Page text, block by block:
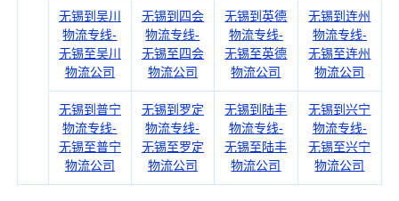
无锡到吴川
物流专线-
无锡至吴川
物流公司
无锡到四会
物流专线-
无锡至四会
物流公司
无锡到英德
物流专线-
无锡至英德
物流公司
无锡到连州
物流专线-
无锡至连州
物流公司
无锡到普宁
物流专线-
无锡至普宁
物流公司
无锡到罗定
物流专线-
无锡至罗定
物流公司
无锡到陆丰
物流专线-
无锡至陆丰
物流公司
无锡到兴宁
物流专线-
无锡至兴宁
物流公司